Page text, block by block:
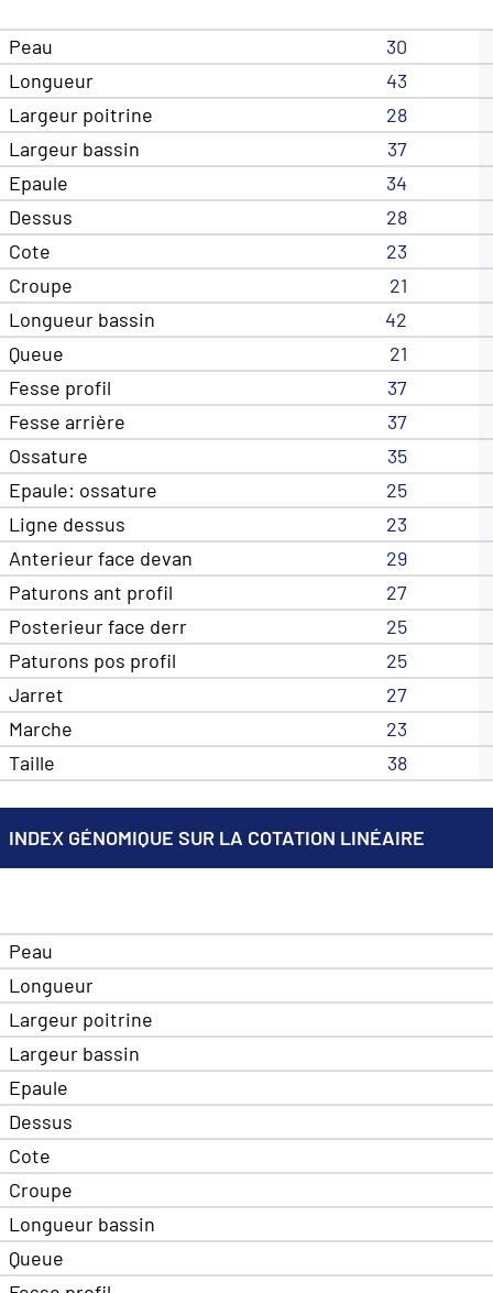
Peau
30
Longueur
43
Largeur poitrine
28
Largeur bassin
37
Epaule
34
Dessus
28
Cote
23
Croupe
21
Longueur bassin
42
Queue
21
Fesse profil
37
Fesse arrière
37
Ossature
35
Epaule: ossature
25
Ligne dessus
23
Anterieur face devan
29
Paturons ant profil
27
Posterieur face derr
25
Paturons pos profil
25
Jarret
27
Marche
23
Taille
38
INDEX GÉNOMIQUE SUR LA COTATION LINÉAIRE
Peau
Longueur
Largeur poitrine
Largeur bassin
Epaule
Dessus
Cote
Croupe
Longueur bassin
Queue